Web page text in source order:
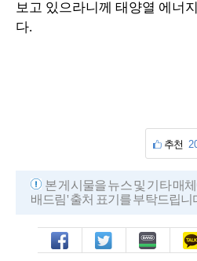
보고 있으라니께 태양열 에너
다.
추천
본 게시물을 뉴스 및 기타 매
배드림' 출처 표기를 부탁드립니
페북 트윗 밴드 카